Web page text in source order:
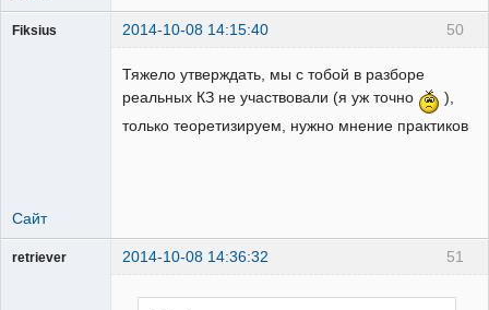
50
Fiksius 2014-10-08 14:15:40
Тяжело утверждать, мы с тобой в разборе
реальных КЗ не участвовали (я уж точно
),
только теоретизируем, нужно мнение практиков
Сайт
51
retriever 2014-10-08 14:36:32